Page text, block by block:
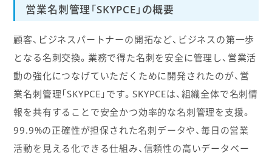
営業名刺管理「SKYPCE」の概要
顧客、ビジネスパートナーの開拓など、ビジネスの第一歩
となる名刺交換。業務で得た名刺を安全に管理し、営業活
動の強化につなげていただくために開発されたのが、営
業名刺管理「SKYPCE」です。SKYPCEは、組織全体で名刺情
報を共有することで安全かつ効率的な名刺管理を支援。
99.9%の正確性が担保された名刺データや、毎日の営業
活動を見える化できる仕組み、信頼性の高いデータベー